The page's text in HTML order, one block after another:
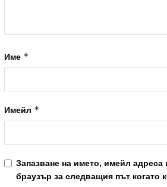
Име *
Имейл *
Запазване на името, имейл адреса
браузър за следващия път когато